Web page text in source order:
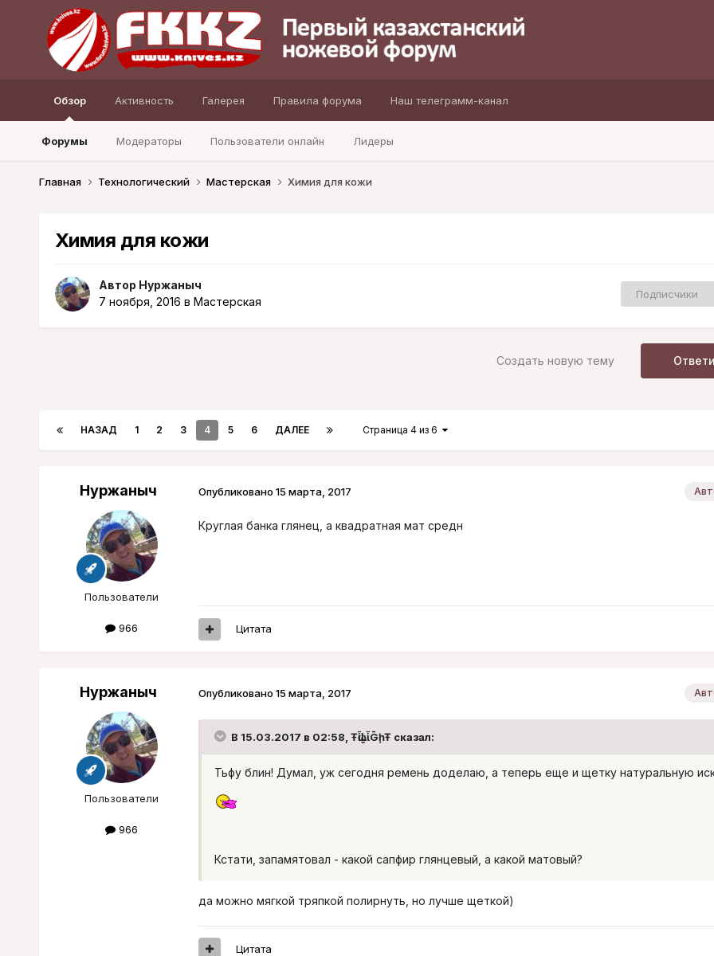
Обзор
Форумы Модераторы Пользователи онлайн Лидеры
Активность Галерея Правила форума Наш телеграмм-канал
Главная Технологический Мастерская Химия для кожи
Химия для кожи
Автор Нуржаныч
7 ноября, 2016 в Мастерская
Подписчики
Создать новую тему
НАЗАД 1 2 3 4 5 6 ДАЛЕЕ Страница 4 из 6
Нуржаныч
Пользователи
966
Опубликовано 15 марта, 2017
Круглая банка глянец, а квадратная мат средн
Цитата
Нуржаныч
Пользователи
966
Опубликовано 15 марта, 2017
В 15.03.2017 в 02:58, ŦᾡἷḶἷḠḩŦ сказал:
Тьфу блин! Думал, уж сегодня ремень доделаю, а теперь еще и щетку натуральную
Кстати, запамятовал - какой сапфир глянцевый, а какой матовый?
да можно мягкой тряпкой полирнуть, но лучше щеткой)
Цитата